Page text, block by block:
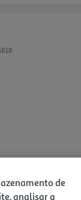
de
analisar a